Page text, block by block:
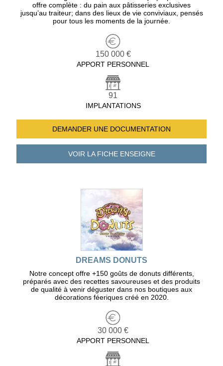
offre complète : du pain aux pâtisseries exclusives
jusqu’au traiteur; dans des lieux de vie conviviaux, pensés
pour tous les moments de la journée.
150 000 €
APPORT PERSONNEL
91
IMPLANTATIONS
DEMANDER UNE DOCUMENTATION
VOIR LA FICHEENSEIGNE
DREAMS DONUTS
Notre concept offre +150 goûts de donuts différents,
préparés avec des recettes savoureuses et des produits
de qualité à venir déguster dans nos boutiques aux
décorations féeriques créé en 2020.
30 000 €
APPORT PERSONNEL